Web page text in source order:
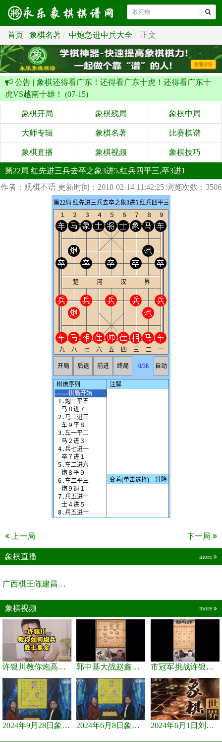
首页 象棋名著 中炮急进中兵大全 正文
公告 | 象棋还得看广东！还得看广东十虎！还得看广东十
虎VS越南十雄！ (07-15)
象棋开局 象棋残局 象棋中局
大师专辑 象棋名著 比赛棋谱
象棋直播 象棋视频 象棋技巧
第22局 红先进三兵去卒之象3进5,红兵四平三,卒3进1
作者：观棋不语 更新时间：2018-02-14 11:42:25 浏览次数：3506
上一局 下一局
象棋直播 more
广西棋王陈建昌直播间
象棋视频 more
许银川教你炮高兵士象全如何赢士象全，简单四步即可 郭中基大战赵鑫鑫，许银川激情讲解 市冠军挑战许银川，急进中兵变化真激烈！
2024年9月28日象棋世界栏目，刘君、蒋川讲解了第九届杨官璘杯象棋... 2024年6月8日象棋世界，刘君、蒋川讲解了第九届杨官璘杯全国象棋... 2024年6月1日刘君、蒋川讲解第三届上海杯象棋大师赛谢靖与李少庚...